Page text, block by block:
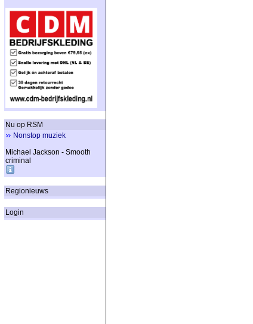
Nu op RSM
Nonstop muziek
Michael Jackson - Smooth
criminal
Regionieuws
Login